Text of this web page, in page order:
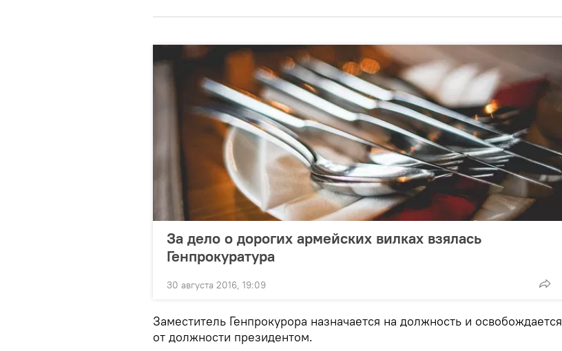
За дело о дорогих армейских вилках взялась
Генпрокуратура
30 августа 2016, 19:09
Заместитель Генпрокурора назначается на должность и освобождается
от должности президентом.